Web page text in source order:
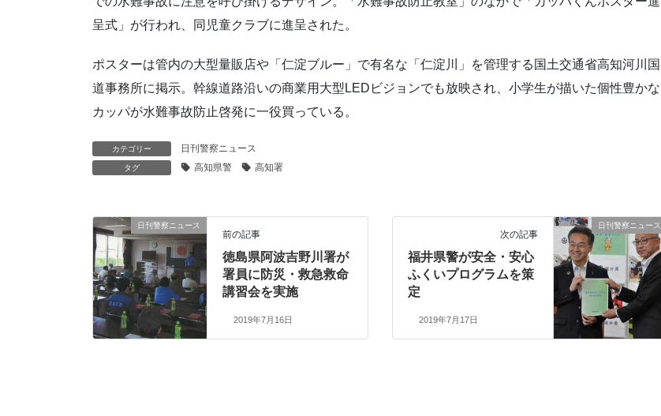
呈式」が行われ、同児童クラブに進呈された。
ポスターは管内の大型量販店や「仁淀ブルー」で有名な「仁淀川」を管理する国土交通省高知河川国
道事務所に掲示。幹線道路沿いの商業用大型LEDビジョンでも放映され、小学生が描いた個性豊かな
カッパが水難事故防止啓発に一役買っている。
カテゴリー 日刊警察ニュース
タグ 高知県警 高知署
日刊警察ニュース
前の記事
徳島県阿波吉野川署が
署員に防災・救急救命
講習会を実施
2019年7月16日
日刊警察ニュース
次の記事
福井県警が安全・安心
ふくいプログラムを策
定
2019年7月17日